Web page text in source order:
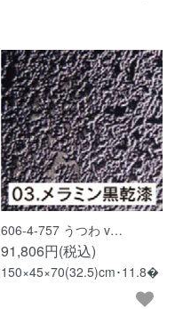
606-4-757 うつわ v…
91,806円(税込)
150×45×70(32.5)cm･11.8�